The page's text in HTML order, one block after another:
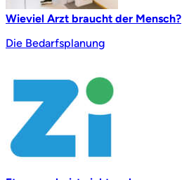
Wieviel Arzt braucht der Mensch?
Die Bedarfsplanung